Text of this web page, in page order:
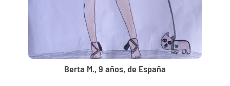
Berta M., 9 años, de España